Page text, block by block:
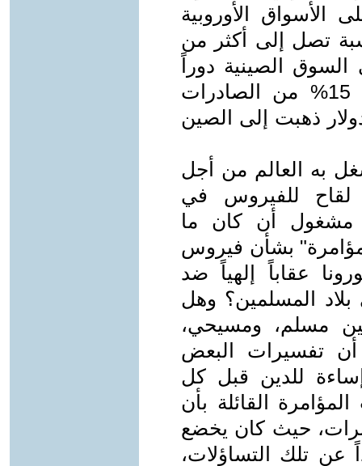
الأسواق الأوروبية
تصل إلى أكثر من
الصينية دوراً
يذكر في صادرات هذه الدول، فإن 15% من الصادرات
أكثر من 294 مليار دولار ذهبت إلى الصين
به العالم من أجل
لقاح للفيروس في
مشغول أن كان ما
بشأن فيروس
عقاباً إلهياً ضد
بلاد المسلمين؟ وهل
بين مسلم، ومسيحي،
أن تفسيرات البعض
للدين قبل كل
القائلة بأن
حيث كان يخضع
عن تلك التساؤلات،